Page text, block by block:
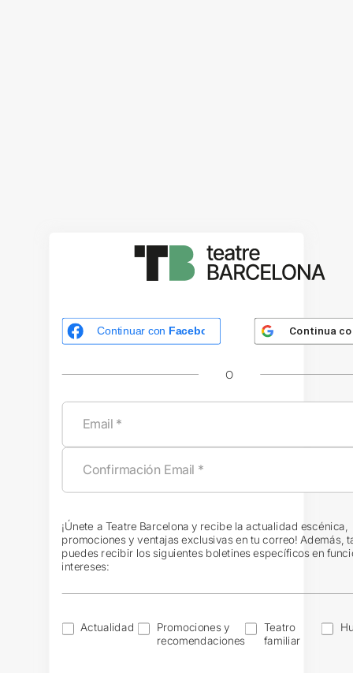
Continuar con Facebook Continua
O
¡Únete a Teatre Barcelona y recibe la actualidad escénica,
promociones y ventajas exclusivas en tu correo! Además,
puedes recibir los siguientes boletines específicos en
intereses:
Actualidad
Promociones y
recomendaciones
Teatro
familiar